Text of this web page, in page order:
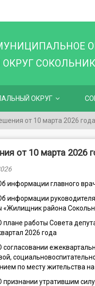
ОКРУГ
от 10 марта 2026 года
от 10 марта 2026
информации главного
информации
«Жилищник района
работы Совета
2026 года
по месту жительства
утратившим